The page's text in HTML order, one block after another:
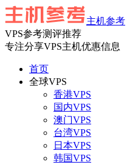
主机参考
VPS参考测评推荐
专注分享VPS主机优惠信息
首页
全球VPS
香港VPS
国内VPS
澳门VPS
台湾VPS
日本VPS
韩国VPS